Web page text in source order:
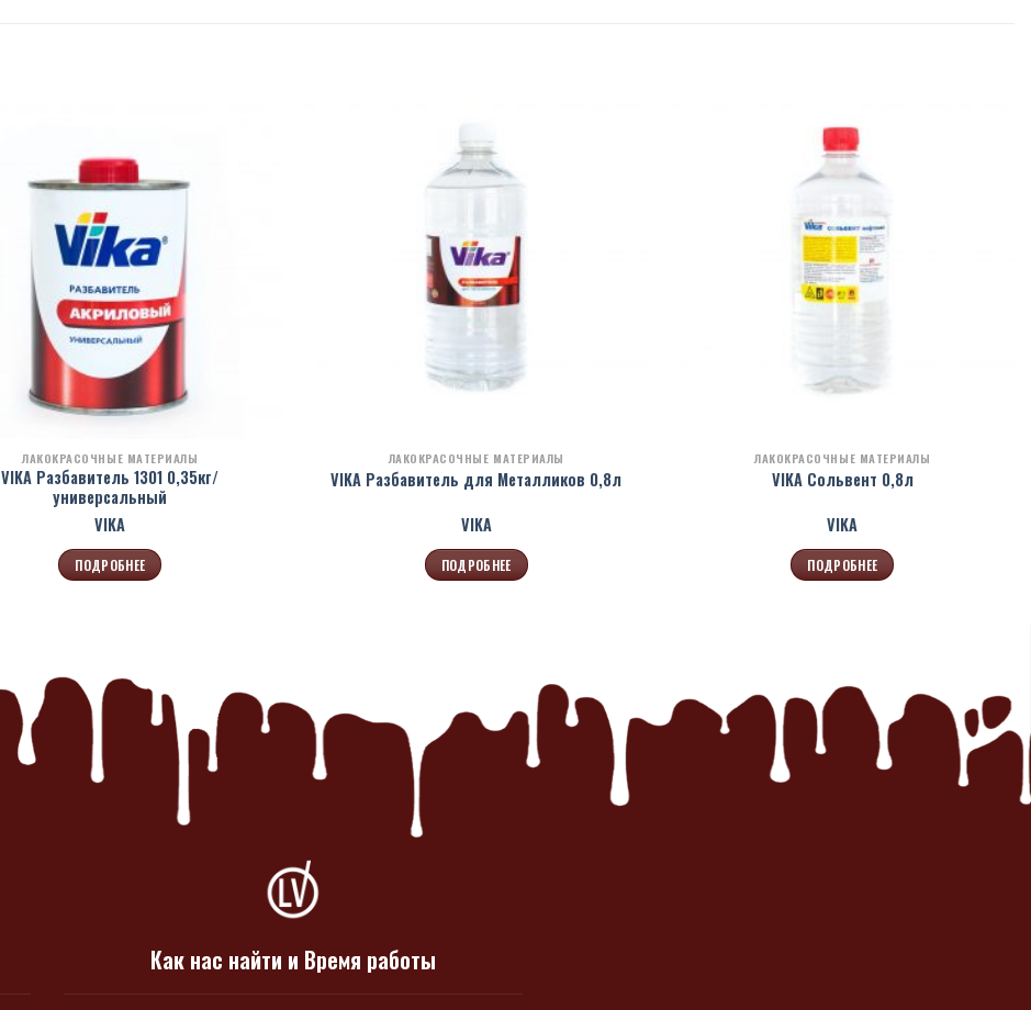
ЛАКОКРАСОЧНЫЕ МАТЕРИАЛЫ
VIKA Разбавитель 1301 0,35кг/
универсальный
VIKA
ПОДРОБНЕЕ
ЛАКОКРАСОЧНЫЕ МАТЕРИАЛЫ
VIKA Разбавитель для Металликов 0,8л
VIKA
ПОДРОБНЕЕ
ЛАКОКРАСОЧНЫЕ МАТЕРИАЛЫ
VIKA Сольвент 0,8л
VIKA
ПОДРОБНЕЕ
Как нас найти и Время работы